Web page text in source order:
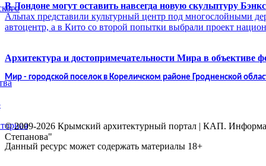
В Лондоне могут оставить навсегда новую скульптуру
Альпах представили культурный центр под многослойными
автоцентр, а в Кито со второй попытки выбрали проект
Архитектура и достопримечательности Мира в объективе
Мир - городской поселок в Кореличском районе Гродненской
© 2009-2026 Крымский архитектурный портал | КАП.
Степанова"
Данный ресурс может содержать материалы 18+